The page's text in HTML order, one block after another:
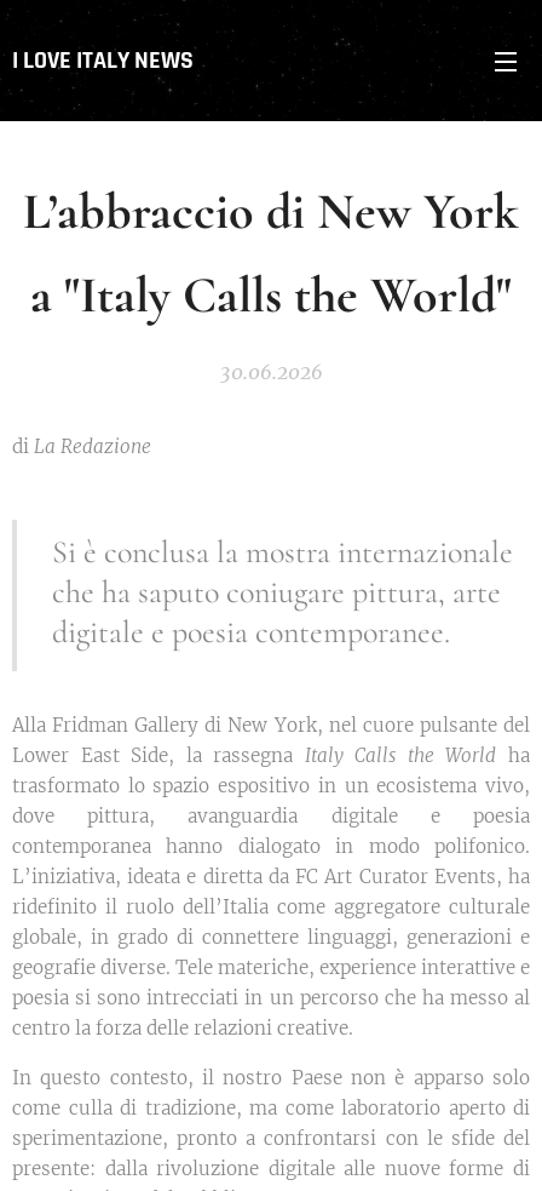
I LOVE ITALY NEWS
L’abbraccio di New York
a "Italy Calls the World"
30.06.2026
di La Redazione
Si è conclusa la mostra internazionale
che ha saputo coniugare pittura, arte
digitale e poesia contemporanee.
Alla Fridman Gallery di New York, nel cuore pulsante del
Lower East Side, la rassegna Italy Calls the World ha
trasformato lo spazio espositivo in un ecosistema vivo,
dove pittura, avanguardia digitale e poesia
contemporanea hanno dialogato in modo polifonico.
L’iniziativa, ideata e diretta da FC Art Curator Events, ha
ridefinito il ruolo dell’Italia come aggregatore culturale
globale, in grado di connettere linguaggi, generazioni e
geografie diverse. Tele materiche, experience interattive e
poesia si sono intrecciati in un percorso che ha messo al
centro la forza delle relazioni creative.
In questo contesto, il nostro Paese non è apparso solo
come culla di tradizione, ma come laboratorio aperto di
sperimentazione, pronto a confrontarsi con le sfide del
presente: dalla rivoluzione digitale alle nuove forme di